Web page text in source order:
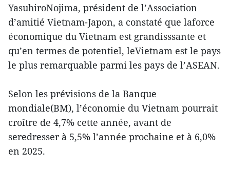
YasuhiroNojima, président de l’Association
d’amitié Vietnam-Japon, a constaté que laforce
économique du Vietnam est grandisssante et
qu’en termes de potentiel, leVietnam est le pays
le plus remarquable parmi les pays de l’ASEAN.
Selon les prévisions de la Banque
mondiale(BM), l’économie du Vietnam pourrait
croître de 4,7% cette année, avant de
seredresser à 5,5% l’année prochaine et à 6,0%
en 2025.